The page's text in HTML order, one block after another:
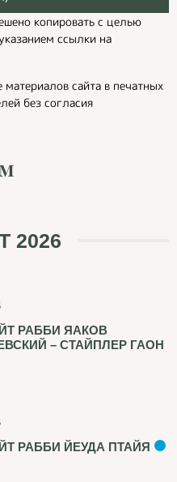
копировать с целью
ссылки на
сайта в печатных
без согласия
2026
РАББИ ЯАКОВ
– СТАЙПЛЕР ГАОН
РАББИ ЙЕУДА ПТАЙЯ